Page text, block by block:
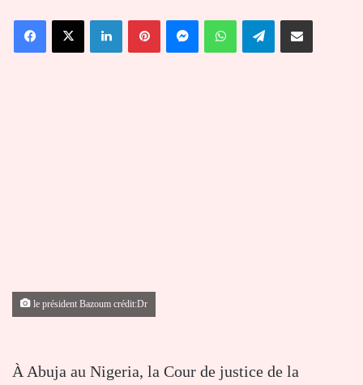
courriel
FacebookX LinkedinPinterestMessengerWhatsAppTelegramPartager par email
le président Bazoum crédit:Dr
À Abuja au Nigeria, la Cour de justice de la